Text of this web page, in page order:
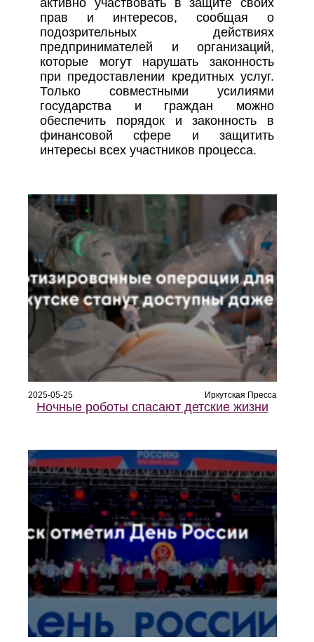
активно участвовать в защите своих
прав и интересов, сообщая о
подозрительных действиях
предпринимателей и организаций,
которые могут нарушать законность
при предоставлении кредитных услуг.
Только совместными усилиями
государства и граждан можно
обеспечить порядок и законность в
финансовой сфере и защитить
интересы всех участников процесса.
2025-05-25 Иркутская Пресса
Ночные роботы спасают детские жизни